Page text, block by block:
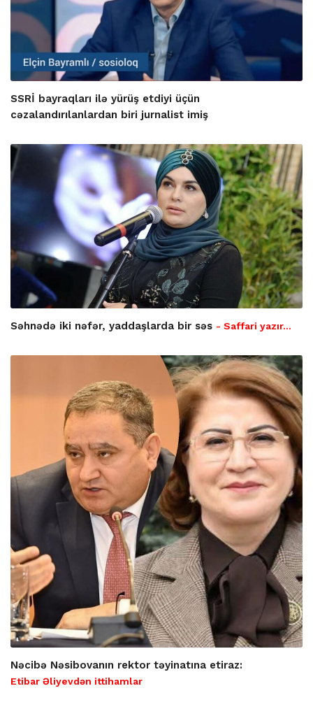
SSRİ bayraqları ilə yürüş etdiyi üçün
cəzalandırılanlardan biri jurnalist imiş
Səhnədə iki nəfər, yaddaşlarda bir səs - Saffari yazır…
Nəcibə Nəsibovanın rektor təyinatına etiraz:
Etibar Əliyevdən ittihamlar